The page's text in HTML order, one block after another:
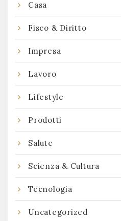
Casa
Fisco & Diritto
Impresa
Lavoro
Lifestyle
Prodotti
Salute
Scienza & Cultura
Tecnologia
Uncategorized